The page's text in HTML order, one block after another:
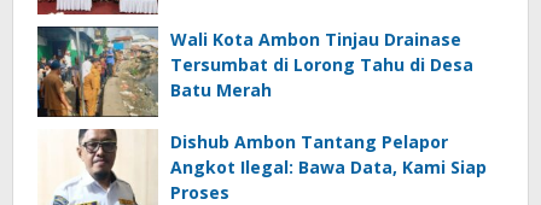
Wali Kota Ambon Tinjau Drainase
Tersumbat di Lorong Tahu di Desa
Batu Merah
Dishub Ambon Tantang Pelapor
Angkot Ilegal: Bawa Data, Kami Siap
Proses